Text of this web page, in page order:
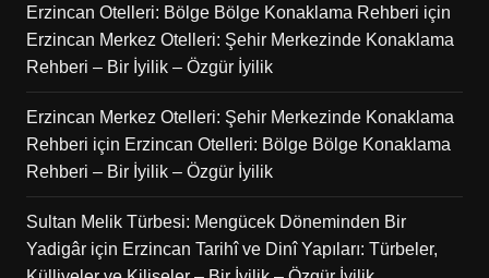
Erzincan Otelleri: Bölge Bölge Konaklama Rehberi için
Erzincan Merkez Otelleri: Şehir Merkezinde Konaklama
Rehberi – Bir İyilik – Özgür İyilik
Erzincan Merkez Otelleri: Şehir Merkezinde Konaklama
Rehberi için Erzincan Otelleri: Bölge Bölge Konaklama
Rehberi – Bir İyilik – Özgür İyilik
Sultan Melik Türbesi: Mengücek Döneminden Bir
Yadigâriçin Erzincan Tarihî ve Dinî Yapıları: Türbeler,